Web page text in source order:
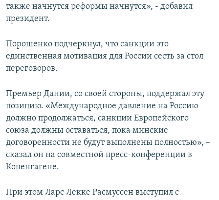
также начнутся реформы начнутся», - добавил
президент.
Порошенко подчеркнул, что санкции это
единственная мотивация для России сесть за стол
переговоров.
Премьер Дании, со своей стороны, поддержал эту
позицию. «Международное давление на Россию
должно продолжаться, санкции Европейского
союза должны оставаться, пока минские
договоренности не будут выполнены полностью», –
сказал он на совместной пресс-конференции в
Копенгагене.
При этом Ларс Лекке Расмуссен выступил с